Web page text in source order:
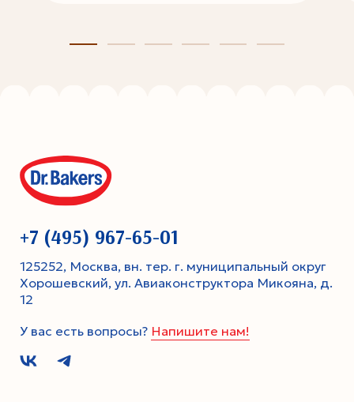
+7 (495) 967-65-01
125252, Москва, вн. тер. г. муниципальный округ
Хорошевский, ул. Авиаконструктора Микояна, д.
12
У вас есть вопросы? Напишите нам!